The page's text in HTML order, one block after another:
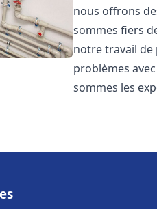
nous offrons
sommes fiers
notre travail de
problèmes
sommes les